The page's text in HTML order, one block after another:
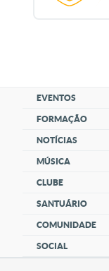
EVENTOS
FORMAÇÃO
NOTÍCIAS
MÚSICA
CLUBE
SANTUÁRIO
COMUNIDADE
SOCIAL